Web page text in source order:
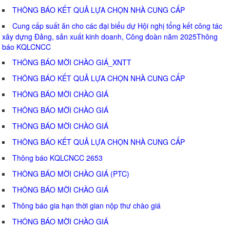
THÔNG BÁO KẾT QUẢ LỰA CHỌN NHÀ CUNG CẤP
Cung cấp suất ăn cho các đại biểu dự Hội nghị tổng kết công tác
xây dựng Đảng, sản xuất kinh doanh, Công đoàn năm 2025Thông
báo KQLCNCC
THÔNG BÁO MỜI CHÀO GIÁ_XNTT
THÔNG BÁO KẾT QUẢ LỰA CHỌN NHÀ CUNG CẤP
THÔNG BÁO MỜI CHÀO GIÁ
THÔNG BÁO MỜI CHÀO GIÁ
THÔNG BÁO MỜI CHÀO GIÁ
THÔNG BÁO KẾT QUẢ LỰA CHỌN NHÀ CUNG CẤP
Thông báo KQLCNCC 2653
THÔNG BÁO MỜI CHÀO GIÁ (PTC)
THÔNG BÁO MỜI CHÀO GIÁ
Thông báo gia hạn thời gian nộp thư chào giá
THÔNG BÁO MỜI CHÀO GIÁ